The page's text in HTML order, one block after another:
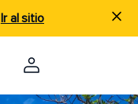
Ir al sitio